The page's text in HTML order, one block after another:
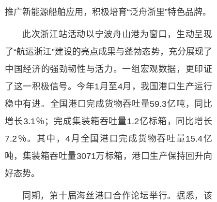
推广新能源船舶应用，积极培育“泛舟浙里”特色品牌。
此次浙江站活动以宁波舟山港为窗口，生动呈现
了“航运浙江”建设的亮点成果与蓬勃态势，充分展现了
中国经济的强劲韧性与活力。一组宏观数据，更印证
了这一积极信号。今年1月至4月，我国港口生产运行
稳中有进。全国港口完成货物吞吐量59.3亿吨，同比
增长3.1％；完成集装箱吞吐量1.2亿标箱，同比增长
7.2％。其中，4月全国港口完成货物吞吐量15.4亿
吨，集装箱吞吐量3071万标箱，港口生产保持回升向
好态势。
同期，第十届海丝港口合作论坛举行。据悉，该